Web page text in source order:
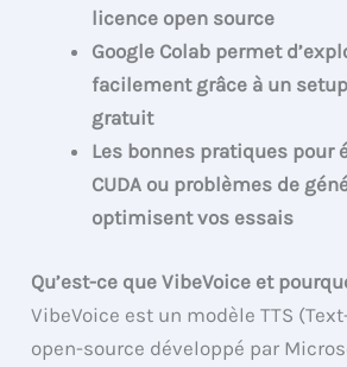
licence open source
Google Colab permet
facilement grâce à un
gratuit
Les bonnes pratiques pour
CUDA ou problèmes de
optimisent vos essais
Qu’est-ce que VibeVoice et
VibeVoice est un modèle TTS
open-source développé par